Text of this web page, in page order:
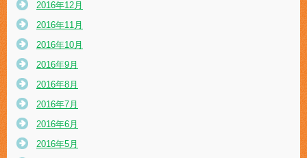
2016年12月
2016年11月
2016年10月
2016年9月
2016年8月
2016年7月
2016年6月
2016年5月